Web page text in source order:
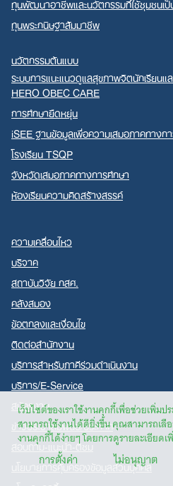
เว็บไซต์ของเราใช้งานคุกกี้เพื่อช่วยเพิ่ม
สามารถใช้งานได้ดียิ่งขึ้น คุณสามารถเลื
งานคุกกี้ได้ง่ายๆ โดยการดูรายละเอียด
การตั้งค่า ไม่อนุญาต
ทุนพระกนิษฐาสัมมาชีพ
นวัตกรรมต้นแบบ
ระบบการแนะแนวดูแลสุขภาพจิตนักเรียนแ
HERO OBEC CARE
การศึกษายืดหยุ่น
iSEE ฐานข้อมูลเพื่อความเสมอภาคทางก
โรงเรียน TSQP
จังหวัดเสมอภาคทางการศึกษา
ห้องเรียนความคิดสร้างสรรค์
ความเคลื่อนไหว
บริจาค
สถาบันวิจัย กสศ.
คลังสมอง
ข้อตกลงและเงื่อนไข
ติดต่อสำนักงาน
บริการสำหรับภาคีร่วมดำเนินงาน
บริการ/E-Service
สมัครงาน
ข่าวประชาสัมพันธ์/ประกาศ
สอบถาม-แนะนำ-ติชม
นโยบายการคุ้มครองข้อมูลส่วนบุคคล